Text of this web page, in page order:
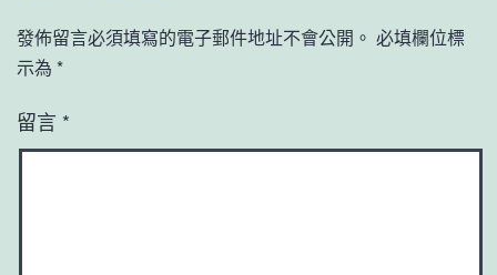
發佈留言必須填寫的電子郵件地址不會公開。 必填欄位標
示為 *
留言 *